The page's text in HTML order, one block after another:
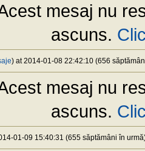
mesaj nu
ascuns.
) at 2014-01-08 22:42:10 (656
mesaj nu
ascuns.
01-09 15:40:31 (655 săptămâni în